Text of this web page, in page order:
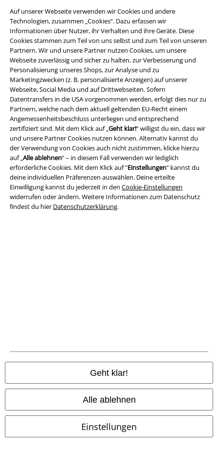
Auf unserer Webseite verwenden wir Cookies und andere
Technologien, zusammen „Cookies“. Dazu erfassen wir
Informationen über Nutzer, ihr Verhalten und ihre Geräte. Diese
Cookies stammen zum Teil von uns selbst und zum Teil von unseren
Partnern. Wir und unsere Partner nutzen Cookies, um unsere
Webseite zuverlässig und sicher zu halten, zur Verbesserung und
Personalisierung unseres Shops, zur Analyse und zu
Marketingzwecken (z. B. personalisierte Anzeigen) auf unserer
Webseite, Social Media und auf Drittwebseiten. Sofern
Datentransfers in die USA vorgenommen werden, erfolgt dies nur zu
Partnern, welche nach dem aktuell geltenden EU-Recht einem
Angemessenheitsbeschluss unterliegen und entsprechend
zertifiziert sind. Mit dem Klick auf „Geht klar!“ willigst du ein, dass wir
und unsere Partner Cookies nutzen können. Alternativ kannst du
der Verwendung von Cookies auch nicht zustimmen, klicke hierzu
auf „Alle ablehnen“ – in diesem Fall verwenden wir lediglich
erforderliche Cookies. Mit dem Klick auf "Einstellungen" kannst du
deine individuellen Präferenzen auswählen. Deine erteilte
Einwilligung kannst du jederzeit in den Cookie-Einstellungen
widerrufen oder ändern. Weitere Informationen zum Datenschutz
findest du hier Datenschutzerklärung.
Geht klar!
Alle ablehnen
Einstellungen
EMP Stores
Nachhaltigkeit
Jobs bei EMP
Community
Versender
EMP App